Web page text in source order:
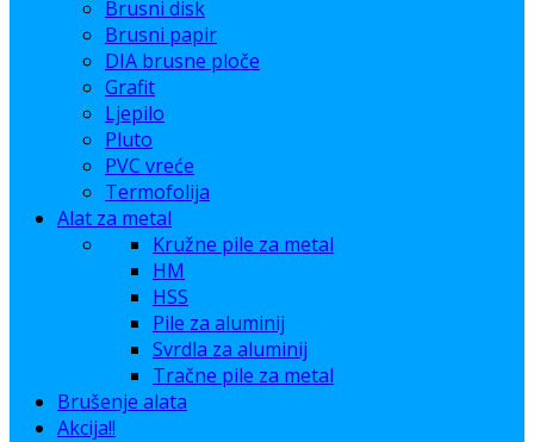
Brusni disk
Brusni papir
DIA brusne ploče
Grafit
Ljepilo
Pluto
PVC vreće
Termofolija
Alat za metal
Kružne pile za metal
HM
HSS
Pile za aluminij
Svrdla za aluminij
Tračne pile za metal
Brušenje alata
Akcija!!